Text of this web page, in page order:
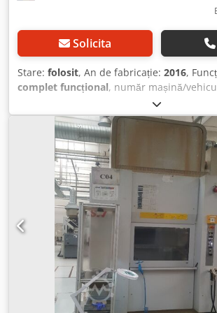
Solicita
Stare: folosit, An de fabricație: 2016,
complet funcțional, număr mașină/
Technical characteristics: # Machining
mm; Y 500(725) mm; Z 375 mm # Axis
AXIS(X,Y,Z) + 1 axel of rotation table A
with direct measuring system angular with
50minˉ¹ , precision +/- 5" # Max.
: Ø 575 x 830 mm; weight max 360 Kg #
65/75/75 m/min , Position precision Tp :
Distance between spindles: 300 mm #
17500 rpm # Spindle nose: DIN69893-
internal refrigeration) # Automatic tool
/ chip to chip medium 2.5 sec # Tool
Max.275 mm / 7.5 kg Electrical
3x400V/50Hz # Power installed: aprox 85
Dimensions # installation space : aprox.
weight : aprox 10500 kg Equipment consist